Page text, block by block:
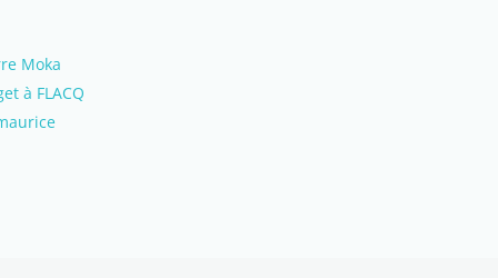
Moka
à FLACQ